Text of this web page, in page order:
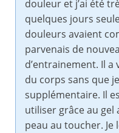
douleur et j’ai été
quelques jours
douleurs avaient
parvenais de
d’entrainement. Il
du corps sans que
supplémentaire. Il
utiliser grâce au gel
peau au toucher.